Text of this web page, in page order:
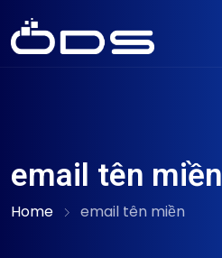
email tên miền
Home email tên miền